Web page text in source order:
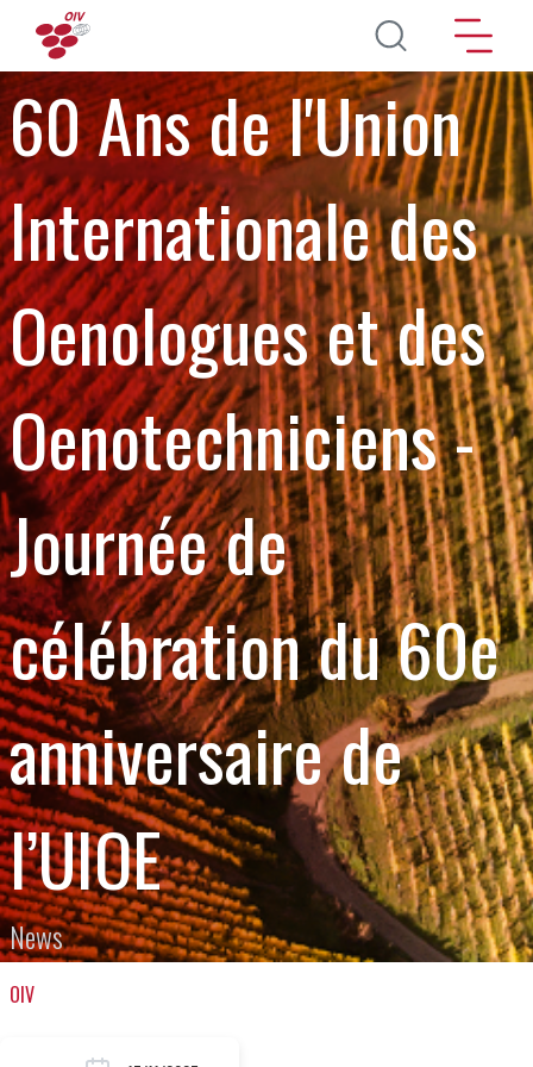
Direkt zum Inhalt
60 Ans de l'Union
Internationale des
Oenologues et des
Oenotechniciens -
Journée de
célébration du 60e
anniversaire de
l’UIOE
News
OIV